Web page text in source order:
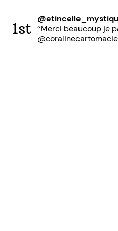
1st “Merci beaucoup je